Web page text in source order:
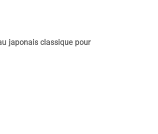
japonais classique pour